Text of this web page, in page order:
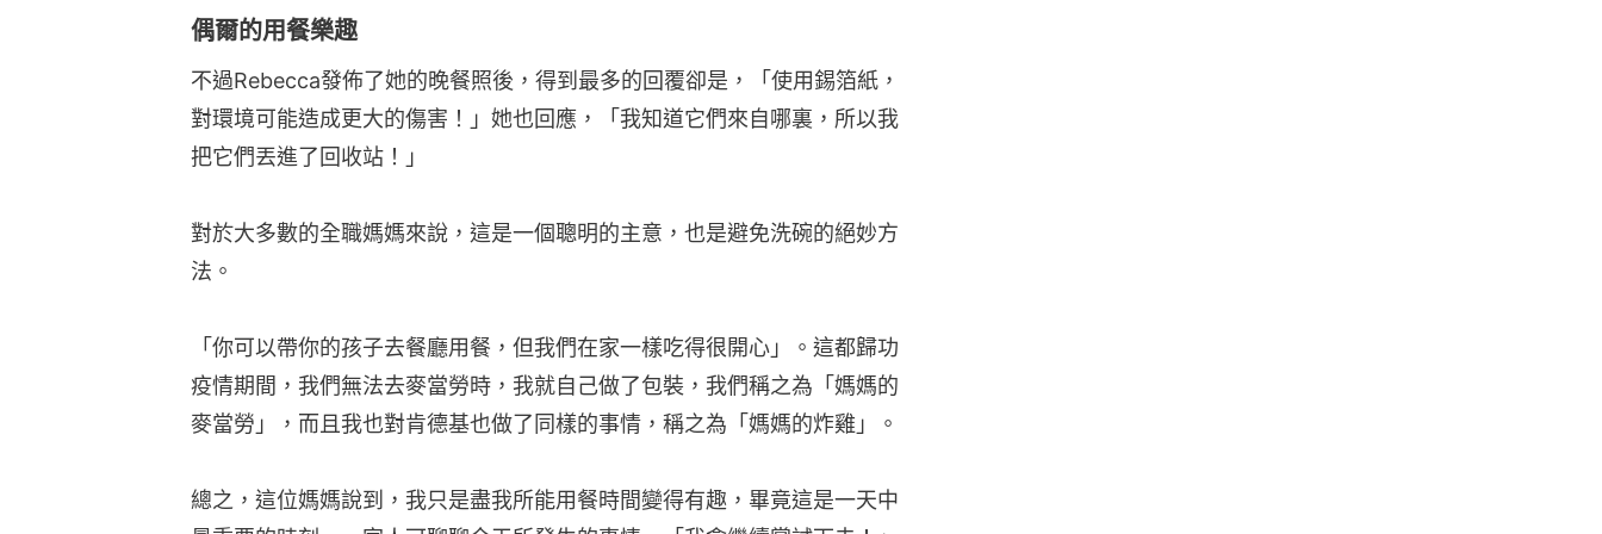
偶爾的用餐樂趣
不過Rebecca發佈了她的晚餐照後，得到最多的回覆卻是，「使用錫箔紙，
對環境可能造成更大的傷害！」她也回應，「我知道它們來自哪裏，所以我
把它們丟進了回收站！」
對於大多數的全職媽媽來說，這是一個聰明的主意，也是避免洗碗的絕妙方
法。
「你可以帶你的孩子去餐廳用餐，但我們在家一樣吃得很開心」。這都歸功
疫情期間，我們無法去麥當勞時，我就自己做了包裝，我們稱之為「媽媽的
麥當勞」，而且我也對肯德基也做了同樣的事情，稱之為「媽媽的炸雞」。
總之，這位媽媽說到，我只是盡我所能用餐時間變得有趣，畢竟這是一天中